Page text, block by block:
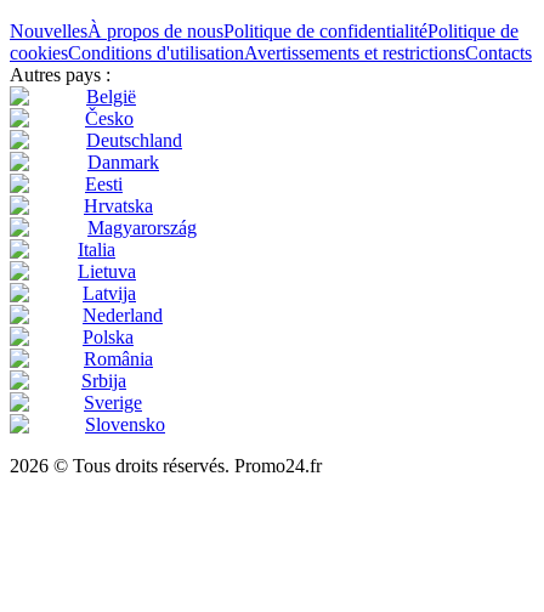
NouvellesÀ propos de nousPolitique de confidentialitéPolitique de
cookiesConditions d'utilisationAvertissements et restrictionsContacts
Autres pays :
België
Česko
Deutschland
Danmark
Eesti
Hrvatska
Magyarország
Italia
Lietuva
Latvija
Nederland
Polska
România
Srbija
Sverige
Slovensko
2026 © Tous droits réservés. Promo24.fr